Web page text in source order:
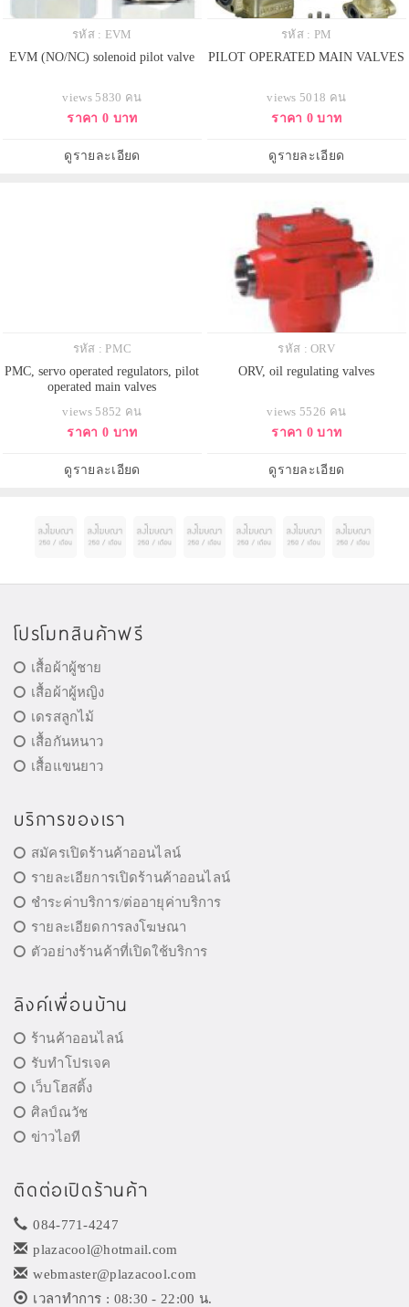
รหัส : EVM
EVM (NO/NC) solenoid pilot valve
views 5830 คน
ราคา 0 บาท
ดูรายละเอียด
รหัส : PM
PILOT OPERATED MAIN VALVES
views 5018 คน
ราคา 0 บาท
ดูรายละเอียด
รหัส : PMC
PMC, servo operated regulators, pilot
operated main valves
views 5852 คน
ราคา 0 บาท
ดูรายละเอียด
รหัส : ORV
ORV, oil regulating valves
views 5526 คน
ราคา 0 บาท
ดูรายละเอียด
โปรโมทสินค้าฟรี
เสื้อผ้าผู้ชาย
เสื้อผ้าผู้หญิง
เดรสลูกไม้
เสื้อกันหนาว
เสื้อแขนยาว
บริการของเรา
สมัครเปิดร้านค้าออนไลน์
รายละเอียการเปิดร้านค้าออนไลน์
ชำระค่าบริการ/ต่ออายุค่าบริการ
รายละเอียดการลงโฆษณา
ตัวอย่างร้านค้าที่เปิดใช้บริการ
ลิงค์เพื่อนบ้าน
ร้านค้าออนไลน์
รับทำโปรเจค
เว็บโฮสติ้ง
ศิลป์ณวัช
ข่าวไอที
ติดต่อเปิดร้านค้า
084-771-4247
plazacool@hotmail.com
webmaster@plazacool.com
เวลาทำการ : 08:30 - 22:00 น.